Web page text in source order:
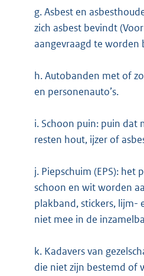
g. Asbest en
zich asbest bevindt
aangevraagd te worden
h. Autobanden met of
en personenauto’s.
i. Schoon puin: puin dat
resten hout, ijzer of
j. Piepschuim (EPS):
schoon en wit worden
plakband, stickers, lijm-
niet mee in de
k. Kadavers van
die niet zijn bestemd of